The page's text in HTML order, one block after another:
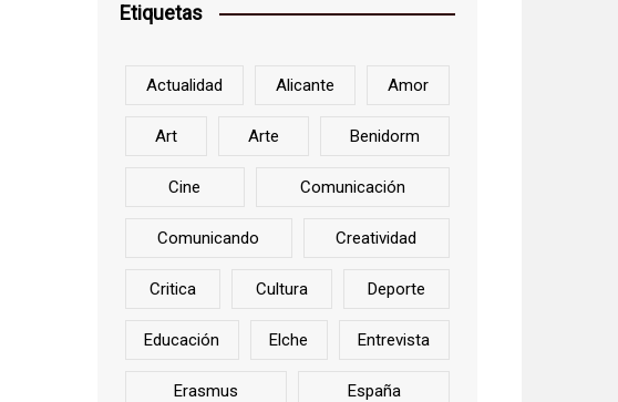
Etiquetas
Actualidad Alicante Amor
Art Arte Benidorm
Cine Comunicación
Comunicando Creatividad
Critica Cultura Deporte
Educación Elche Entrevista
Erasmus España